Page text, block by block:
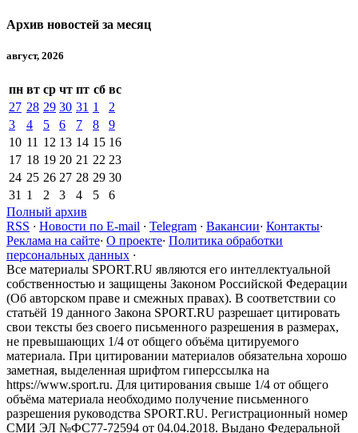
Архив новостей за месяц
август, 2026
пн вт ср чт пт сб вс
27 28 29 30 31 1
2
3
4 5 6 7 8
9
10 11 12 13 14 15 16
17 18 19 20 21 22 23
24 25 26 27 28 29 30
31 1 2 3 4 5
6
Полный архив
RSS · Новости по E-mail · Telegram · Вакансии· Контакты·
Реклама на сайте· О проекте· Политика обработки
персональных данных ·
Все материалы SPORT.RU являются его интеллектуальной
собственностью и защищены Законом Российской Федерации
(Об авторском праве и смежных правах). В соответствии со
статьёй 19 данного Закона SPORT.RU разрешает цитировать
свои тексты без своего письменного разрешения в размерах,
не превышающих 1/4 от общего объёма цитируемого
материала. При цитировании материалов обязательна хорошо
заметная, выделенная шрифтом гиперссылка на
https://www.sport.ru. Для цитирования свыше 1/4 от общего
объёма материала необходимо получение письменного
разрешения руководства SPORT.RU. Регистрационный номер
СМИ ЭЛ №ФС77-72594 от 04.04.2018. Выдано Федеральной